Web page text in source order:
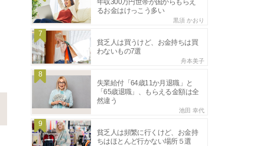
年収300万円世帯が国からもらえ
るお金はけっこう多い
黒須 かおり
7
貧乏人は買うけど、お金持ちは買
わないもの7選
舟本美子
8
失業給付「64歳11か月退職」と
「65歳退職」、もらえる金額は全
然違う
池田 幸代
9
貧乏人は頻繁に行くけど、お金持
ちはほとんど行かない場所５選